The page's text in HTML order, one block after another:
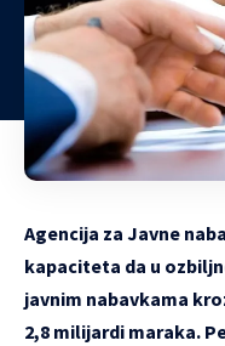
Agencija za Javne
kapaciteta da u
javnim nabavkama
2,8 milijardi maraka.